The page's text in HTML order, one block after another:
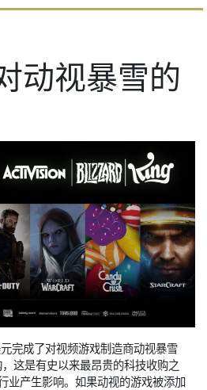
动视暴雪的
完成了对视频游戏制造商动视暴雪
这是有史以来最昂贵的科技收购之
业产生影响。如果动视的游戏被添加